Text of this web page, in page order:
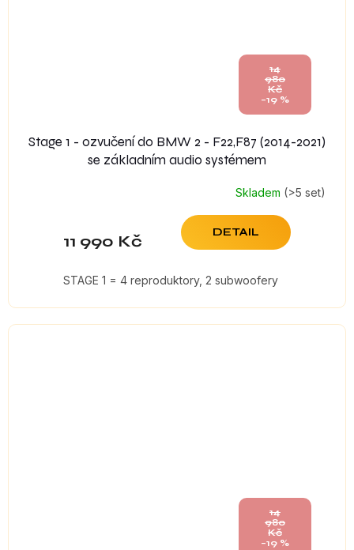
14
980
Kč
–19 %
Stage 1 - ozvučení do BMW 2 - F22,F87 (2014-2021)
se základním audio systémem
Skladem (>5 set)
11 990 Kč DETAIL
STAGE 1 = 4 reproduktory, 2 subwoofery
14
980
Kč
–19 %